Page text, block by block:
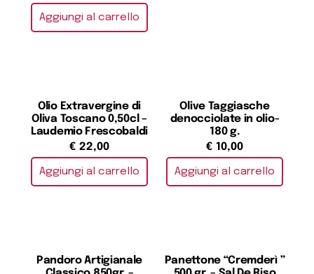
Aggiungi al carrello
Olio Extravergine di
Oliva Toscano 0,50cl –
Laudemio Frescobaldi
€ 22,00
Aggiungi al carrello
Olive Taggiasche
denocciolate in olio-
180 g.
€ 10,00
Aggiungi al carrello
Pandoro Artigianale
Panettone “Cremderì ”